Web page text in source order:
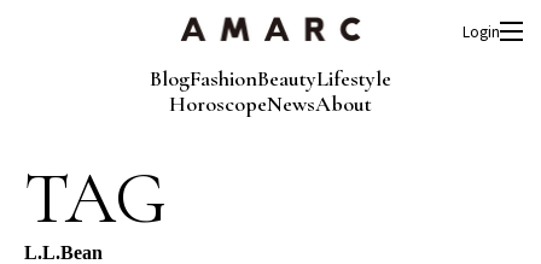
BlogFashionBeautyLifestyle
HoroscopeNewsAbout
Login
TAG
L.L.Bean